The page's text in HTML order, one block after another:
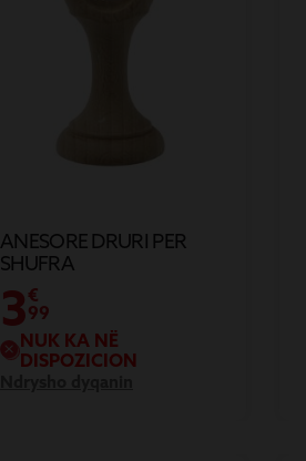
ANESORE DRURI PER
SHUFRA
3€
99
NUK KA NË
DISPOZICION